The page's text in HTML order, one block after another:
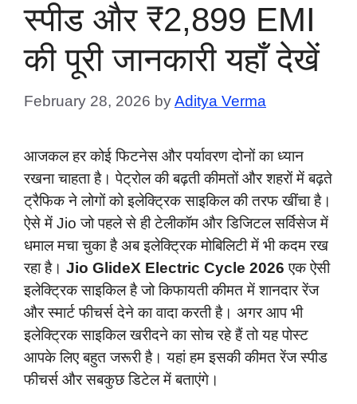
स्पीड और ₹2,899 EMI
की पूरी जानकारी यहाँ देखें
February 28, 2026 byAditya Verma
आजकल हर कोई फिटनेस और पर्यावरण दोनों का ध्यान
रखना चाहता है। पेट्रोल की बढ़ती कीमतों और शहरों में बढ़ते
ट्रैफिक ने लोगों को इलेक्ट्रिक साइकिल की तरफ खींचा है।
ऐसे में Jio जो पहले से ही टेलीकॉम और डिजिटल सर्विसेज में
धमाल मचा चुका है अब इलेक्ट्रिक मोबिलिटी में भी कदम रख
रहा है। Jio GlideX Electric Cycle 2026 एक ऐसी
इलेक्ट्रिक साइकिल है जो किफायती कीमत में शानदार रेंज
और स्मार्ट फीचर्स देने का वादा करती है। अगर आप भी
इलेक्ट्रिक साइकिल खरीदने का सोच रहे हैं तो यह पोस्ट
आपके लिए बहुत जरूरी है। यहां हम इसकी कीमत रेंज स्पीड
फीचर्स और सबकुछ डिटेल में बताएंगे।